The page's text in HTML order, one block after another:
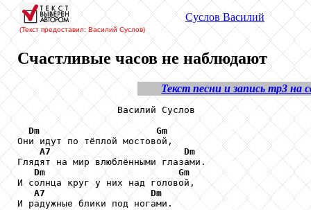
(Текст предоставил: Василий Суслов)
Суслов Василий
Счастливые часов не наблюдают
Текст песни и запись mp3 на
                  Василий Суслов
Dm
Gm
Они идут по тёплой мостовой,
A7
Dm
Глядят на мир влюблёнными глазами.
Dm
Gm
И солнца круг у них над головой,
A7
Dm
И радужные блики под ногами.